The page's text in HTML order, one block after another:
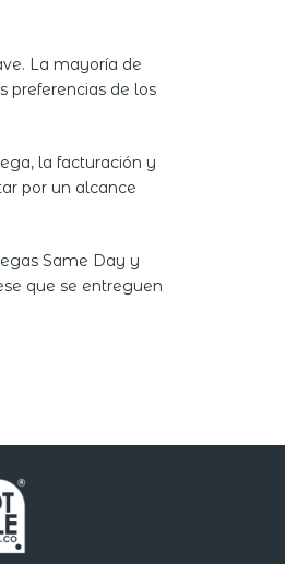
La mayoría de
preferencias de los
la facturación y
por un alcance
Same Day y
que se entreguen